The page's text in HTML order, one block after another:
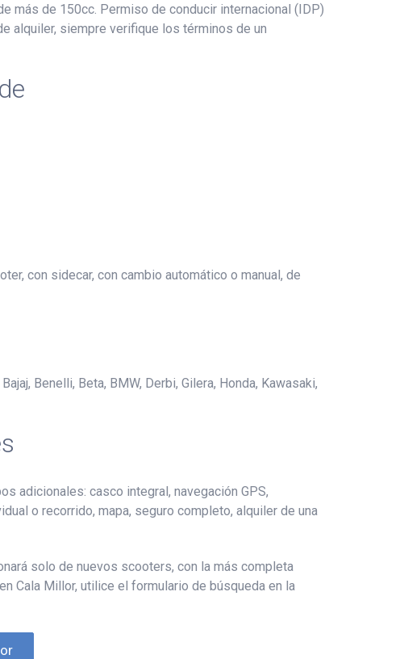
más de 150cc. Permiso de conducir internacional (IDP)
alquiler, siempre verifique los términos de un
con sidecar, con cambio automático o manual, de
Benelli, Beta, BMW, Derbi, Gilera, Honda, Kawasaki,
adicionales: casco integral, navegación GPS,
o recorrido, mapa, seguro completo, alquiler de una
solo de nuevos scooters, con la más completa
Cala Millor, utilice el formulario de búsqueda en la